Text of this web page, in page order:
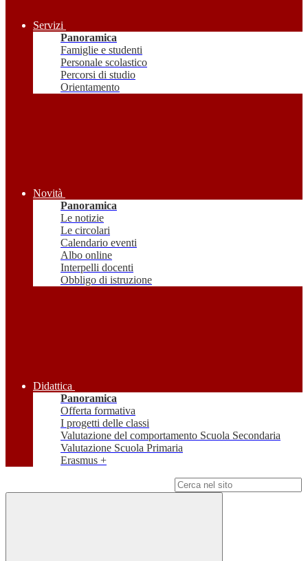
Servizi
Panoramica
Famiglie e studenti
Personale scolastico
Percorsi di studio
Orientamento
Novità
Panoramica
Le notizie
Le circolari
Calendario eventi
Albo online
Interpelli docenti
Obbligo di istruzione
Didattica
Panoramica
Offerta formativa
I progetti delle classi
Valutazione del comportamento Scuola Secondaria
Valutazione Scuola Primaria
Erasmus +